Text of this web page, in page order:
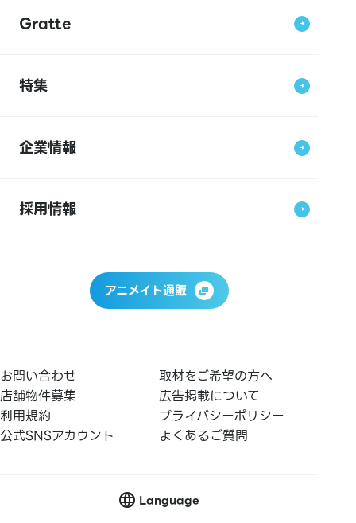
Gratte
特集
企業情報
採用情報
アニメイト通販
お問い合わせ
取材をご希望の方へ
店舗物件募集
広告掲載について
利用規約
プライバシーポリシー
公式SNSアカウント
よくあるご質問
Language